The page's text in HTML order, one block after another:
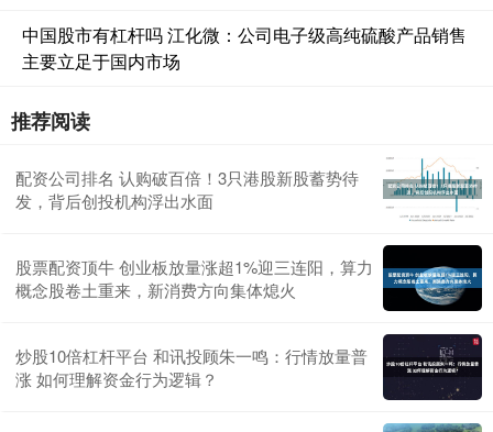
中国股市有杠杆吗 江化微：公司电子级高纯硫酸产品销售
主要立足于国内市场
推荐阅读
配资公司排名 认购破百倍！3只港股新股蓄势待
发，背后创投机构浮出水面
股票配资顶牛 创业板放量涨超1%迎三连阳，算力
概念股卷土重来，新消费方向集体熄火
炒股10倍杠杆平台 和讯投顾朱一鸣：行情放量普
涨 如何理解资金行为逻辑？